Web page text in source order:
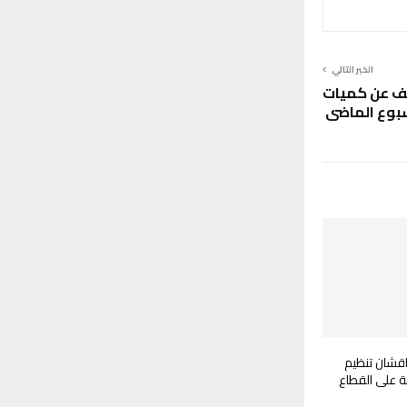
الخبر التالي
عن كميات
الماضي
تنظيم
على القطاع